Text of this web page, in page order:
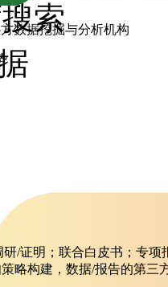
数据挖掘与分析机构
/证明；联合白皮书；专
略构建，数据/报告的第三
索